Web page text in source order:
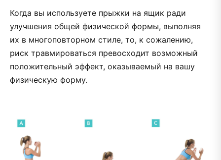
Когда вы используете прыжки на ящик ради
улучшения общей физической формы, выполняя
их в многоповторном стиле, то, к сожалению,
риск травмироваться превосходит возможный
положительный эффект, оказываемый на вашу
физическую форму.